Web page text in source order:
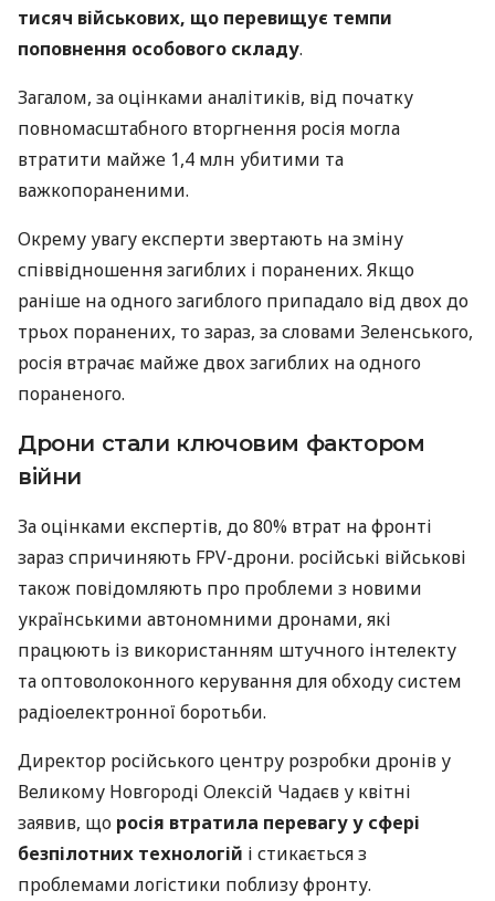
тисяч військових, що перевищує темпи
поповнення особового складу.
Загалом, за оцінками аналітиків, від початку
повномасштабного вторгнення росія могла
втратити майже 1,4 млн убитими та
важкопораненими.
Окрему увагу експерти звертають на зміну
співвідношення загиблих і поранених. Якщо
раніше на одного загиблого припадало від двох до
трьох поранених, то зараз, за словами Зеленського,
росія втрачає майже двох загиблих на одного
пораненого.
Дрони стали ключовим фактором
війни
За оцінками експертів, до 80% втрат на фронті
зараз спричиняють FPV-дрони. російські військові
також повідомляють про проблеми з новими
українськими автономними дронами, які
працюють із використанням штучного інтелекту
та оптоволоконного керування для обходу систем
радіоелектронної боротьби.
Директор російського центру розробки дронів у
Великому Новгороді Олексій Чадаєв у квітні
заявив, що росія втратила перевагу у сфері
безпілотних технологій і стикається з
проблемами логістики поблизу фронту.